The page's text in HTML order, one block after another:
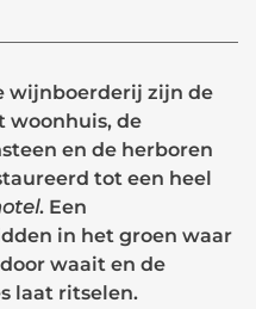
wijnboerderij zijn de
woonhuis, de
en de herboren
tot een heel
. Een
in het groen waar
waait en de
laat ritselen.